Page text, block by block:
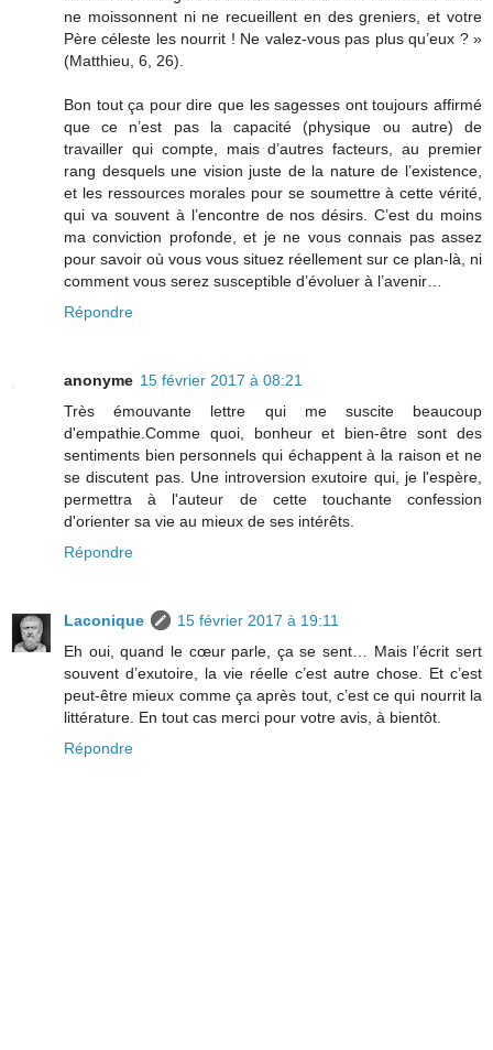
ne moissonnent ni ne recueillent en des greniers, et votre
Père céleste les nourrit ! Ne valez-vous pas plus qu’eux ? »
(Matthieu, 6, 26).
Bon tout ça pour dire que les sagesses ont toujours affirmé
que ce n’est pas la capacité (physique ou autre) de
travailler qui compte, mais d’autres facteurs, au premier
rang desquels une vision juste de la nature de l’existence,
et les ressources morales pour se soumettre à cette vérité,
qui va souvent à l’encontre de nos désirs. C’est du moins
ma conviction profonde, et je ne vous connais pas assez
pour savoir où vous vous situez réellement sur ce plan-là, ni
comment vous serez susceptible d’évoluer à l’avenir…
Répondre
anonyme 15 février 2017 à 08:21
Très émouvante lettre qui me suscite beaucoup
d'empathie.Comme quoi, bonheur et bien-être sont des
sentiments bien personnels qui échappent à la raison et ne
se discutent pas. Une introversion exutoire qui, je l'espère,
permettra à l'auteur de cette touchante confession
d'orienter sa vie au mieux de ses intérêts.
Répondre
Laconique
15 février 2017 à 19:11
Eh oui, quand le cœur parle, ça se sent… Mais l’écrit sert
souvent d’exutoire, la vie réelle c’est autre chose. Et c’est
peut-être mieux comme ça après tout, c’est ce qui nourrit la
littérature. En tout cas merci pour votre avis, à bientôt.
Répondre